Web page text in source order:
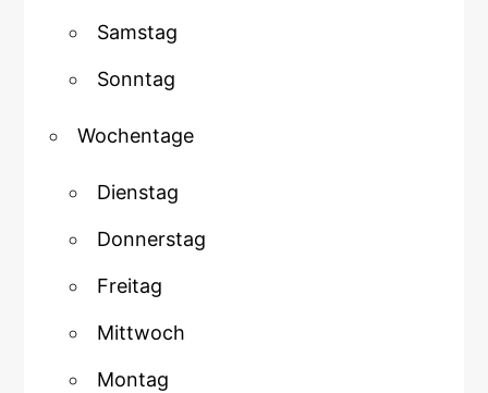
Samstag
Sonntag
Wochentage
Dienstag
Donnerstag
Freitag
Mittwoch
Montag